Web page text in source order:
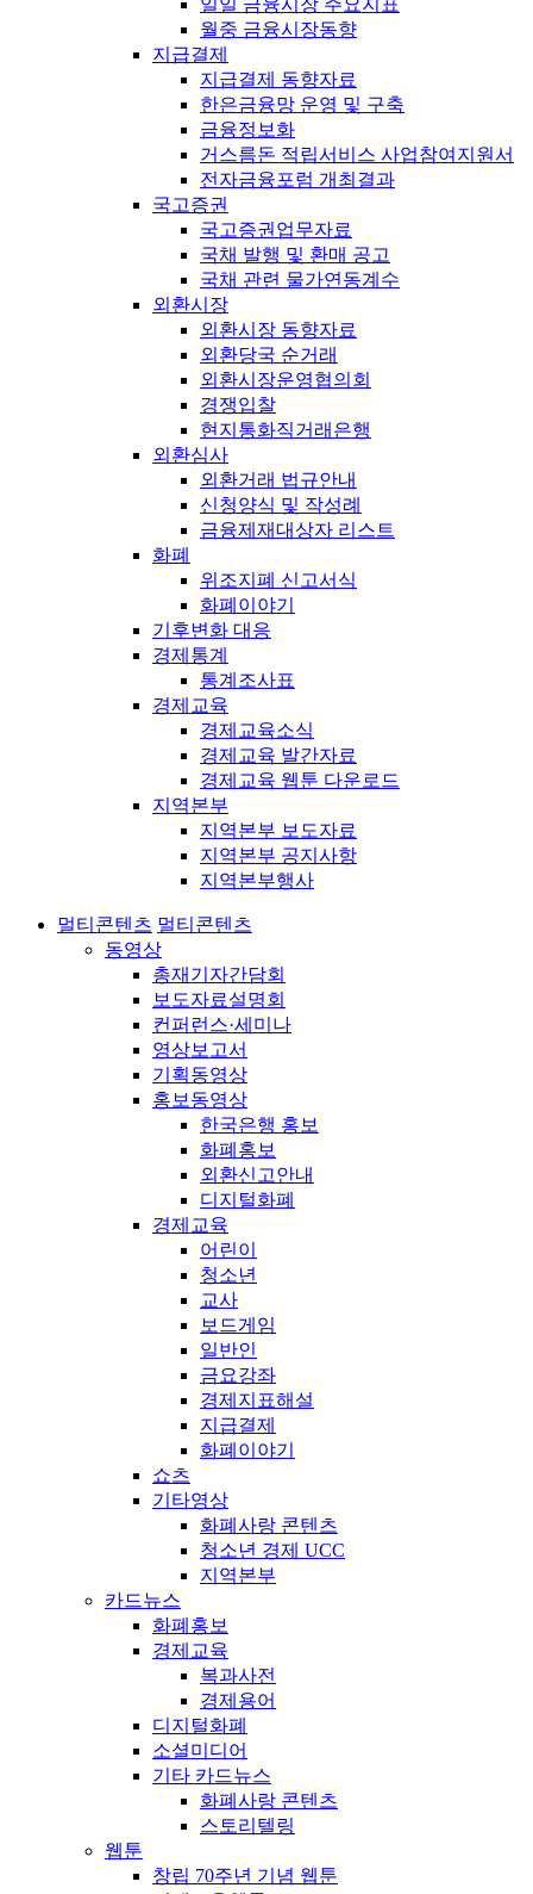
일일 금융시장 주요지표
월중 금융시장동향
지급결제
지급결제 동향자료
한은금융망 운영 및 구축
금융정보화
거스름돈 적립서비스 사업참여지원서
전자금융포럼 개최결과
국고증권
국고증권업무자료
국채 발행 및 환매 공고
국채 관련 물가연동계수
외환시장
외환시장 동향자료
외환당국 순거래
외환시장운영협의회
경쟁입찰
현지통화직거래은행
외환심사
외환거래 법규안내
신청양식 및 작성례
금융제재대상자 리스트
화폐
위조지폐 신고서식
화폐이야기
기후변화 대응
경제통계
통계조사표
경제교육
경제교육소식
경제교육 발간자료
경제교육 웹툰 다운로드
지역본부
지역본부 보도자료
지역본부 공지사항
지역본부행사
멀티콘텐츠 멀티콘텐츠
동영상
총재기자간담회
보도자료설명회
컨퍼런스·세미나
영상보고서
기획동영상
홍보동영상
한국은행 홍보
화폐홍보
외환신고안내
디지털화폐
경제교육
어린이
청소년
교사
보드게임
일반인
금요강좌
경제지표해설
지급결제
화폐이야기
쇼츠
기타영상
화폐사랑 콘텐츠
청소년 경제 UCC
지역본부
카드뉴스
화폐홍보
경제교육
복과사전
경제용어
디지털화폐
소셜미디어
기타 카드뉴스
화폐사랑 콘텐츠
스토리텔링
웹툰
창립 70주년 기념 웹툰